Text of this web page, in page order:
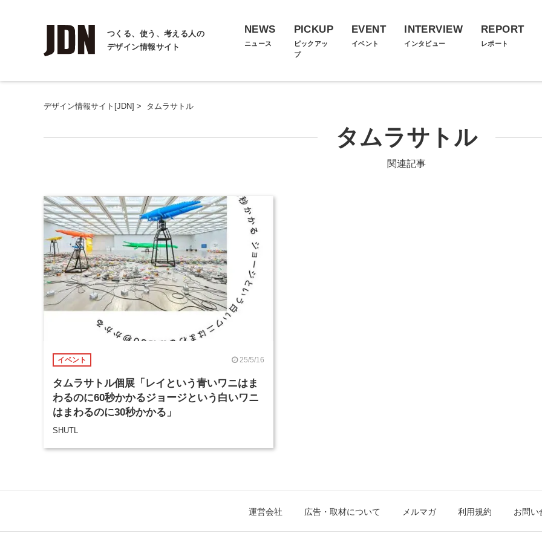
つくる、使う、考える人の
デザイン情報サイト
NEWS
ニュース
PICKUP
ピックアッ
プ
EVENT
イベント
INTERVIEW
インタビュー
REPORT
レポート
デザイン情報サイト[JDN] > タムラサトル
タムラサトル
関連記事
イベント 25/5/16
タムラサトル個展「レイという青いワニはま
わるのに60秒かかるジョージという白いワニ
はまわるのに30秒かかる」
SHUTL
運営会社 広告・取材について メルマガ 利用規約 お問い